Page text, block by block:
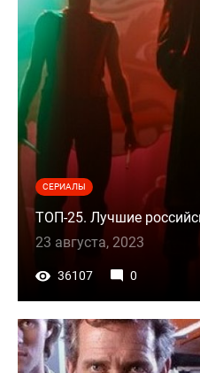
СЕРИАЛЫ
ТОП-25. Лучшие
23 августа, 2023
36107 0